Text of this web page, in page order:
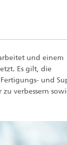
und einem
Es gilt, die
und
verbessern